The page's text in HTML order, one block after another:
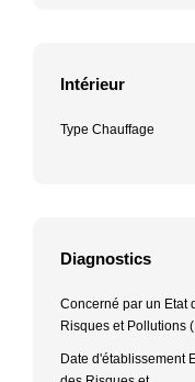
Intérieur
Type Chauffage
Diagnostics
Concerné par un Etat
Risques et Pollutions
Date d'établissement